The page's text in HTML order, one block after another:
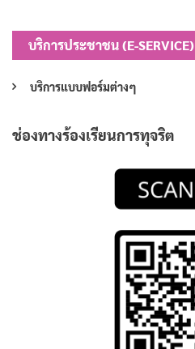
บริการประชาชน (E-SERVICE)
บริการแบบฟอร์มต่างๆ
ช่องทางร้องเรียนการทุจริต